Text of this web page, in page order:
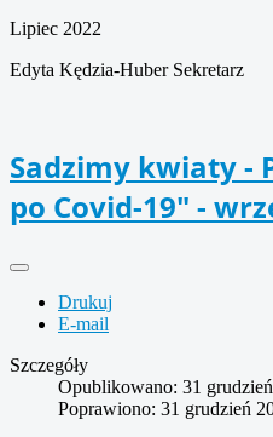
Lipiec 2022
Edyta Kędzia-Huber Sekretarz
Sadzimy kwiaty -
po Covid-19" -
Drukuj
E-mail
Szczegóły
Opublikowano: 31
Poprawiono: 31 grudzień